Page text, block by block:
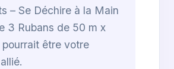
– Se Déchire à la Main
3 Rubans de 50 m x
être votre